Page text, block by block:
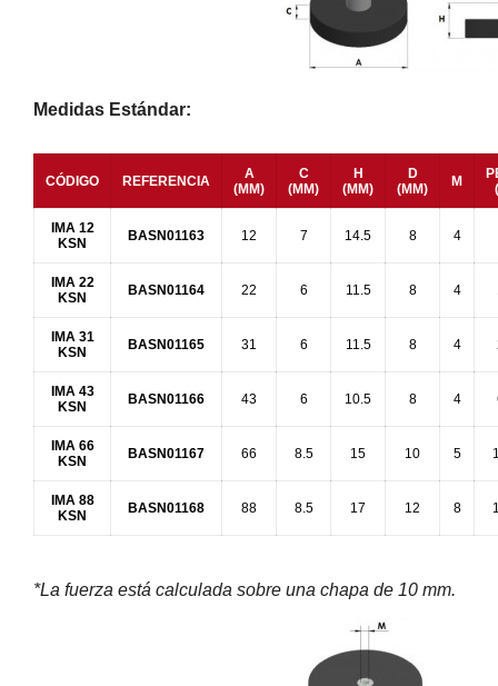
Medidas Estándar:
CÓDIGO REFERENCIA
A
(MM)
C
(MM)
H
(MM)
D
(MM)
M
IMA 12
KSN
BASN01163 12 7 14.5 8 4
IMA 22
KSN
BASN01164 22 6 11.5 8 4
IMA 31
KSN
BASN01165 31 6 11.5 8 4
IMA 43
KSN
BASN01166 43 6 10.5 8 4
IMA 66
KSN
BASN01167 66 8.5 15 10 5
IMA 88
KSN
BASN01168 88 8.5 17 12 8
*La fuerza está calculada sobre una chapa de 10 mm.